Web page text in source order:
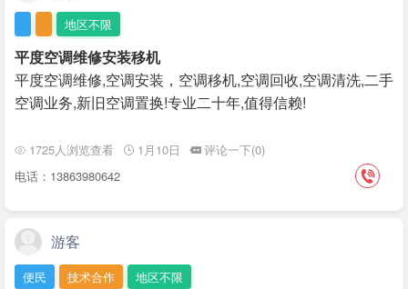
地区不限
平度空调维修安装移机
平度空调维修,空调安装，空调移机,空调回收,空调清洗,二手
空调业务,新旧空调置换!专业二十年,值得信赖!
1725人浏览查看 1月10日
评论一下(0)
电话：13863980642
游客
便民 技术合作 地区不限